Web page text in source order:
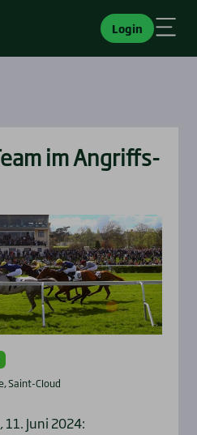
Login
im Angriffs­
Saint-Cloud
Juni 2024: